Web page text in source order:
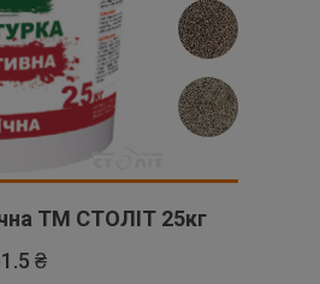
ТМ СТОЛІТ 25кг
₴